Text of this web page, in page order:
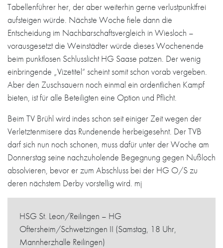
Tabellenführer her, der aber weiterhin gerne verlustpunktfrei
aufsteigen würde. Nächste Woche fiele dann die
Entscheidung im Nachbarschaftsvergleich in Wiesloch –
vorausgesetzt die Weinstädter würde dieses Wochenende
beim punktlosen Schlusslicht HG Saase patzen. Der wenig
einbringende „Vizetitel“ scheint somit schon vorab vergeben.
Aber den Zuschsauern noch einmal ein ordentlichen Kampf
bieten, ist für alle Beteiligten eine Option und Pflicht.
Beim TV Brühl wird indes schon seit einiger Zeit wegen der
Verletztenmisere das Rundenende herbeigesehnt. Der TVB
darf sich nun noch schonen, muss dafür unter der Woche am
Donnerstag seine nachzuholende Begegnung gegen Nußloch
absolvieren, bevor er zum Abschluss bei der HG O/S zu
deren nächstem Derby vorstellig wird. mj
HSG St. Leon/Reilingen – HG
Oftersheim/Schwetzingen II (Samstag, 18 Uhr,
Mannherzhalle Reilingen)